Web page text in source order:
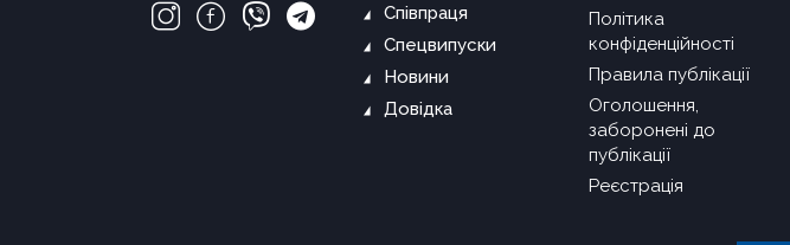
Співпраця
Спецвипуски
Новини
Довідка
Політика
конфіденційності
Правила публікації
Оголошення,
заборонені до
публікації
Реєстрація